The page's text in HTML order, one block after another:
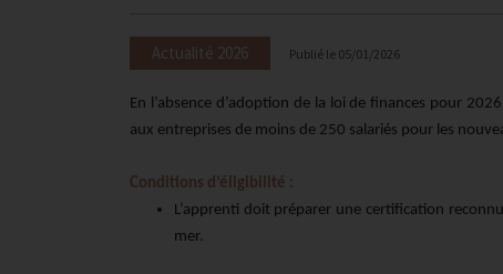
Actualité 2026 Publié le 05/01/2026
En l’absence d’adoption de la loi de finances pour
aux entreprises de moins de 250 salariés pour les
Conditions d’éligibilité :
L’apprenti doit préparer une certification
mer.